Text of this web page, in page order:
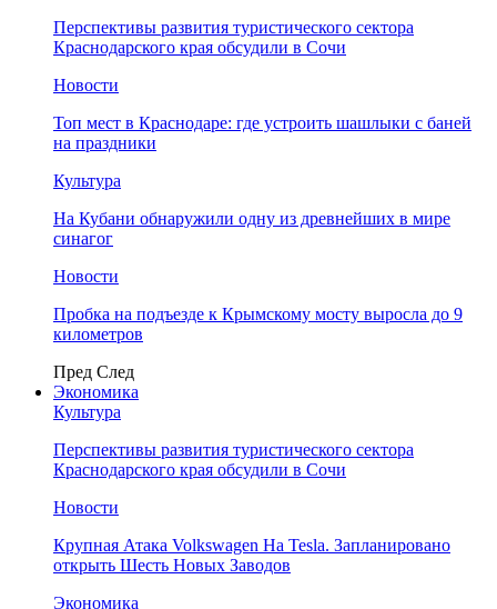
Перспективы развития туристического сектора
Краснодарского края обсудили в Сочи
Новости
Топ мест в Краснодаре: где устроить шашлыки с баней
на праздники
Культура
На Кубани обнаружили одну из древнейших в мире
синагог
Новости
Пробка на подъезде к Крымскому мосту выросла до 9
километров
Пред След
Экономика
Культура
Перспективы развития туристического сектора
Краснодарского края обсудили в Сочи
Новости
Крупная Атака Volkswagen На Tesla. Запланировано
открыть Шесть Новых Заводов
Экономика